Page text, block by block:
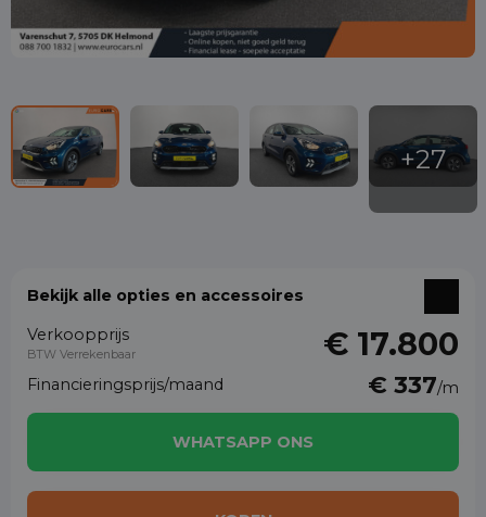
Bekijk alle opties en accessoires
Verkoopprijs
BTW Verrekenbaar € 17.800
Financieringsprijs/maand € 337/m
WHATSAPP ONS